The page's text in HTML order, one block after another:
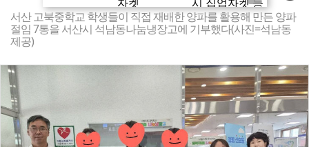
서산 고북중학교 학생들이 직접 재배한 양파를 활용해 만든 양파
절임 7통을 서산시 석남동나눔냉장고에 기부했다(사진=석남동
제공)